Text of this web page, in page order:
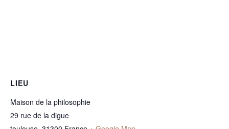
LIEU
Maison de la philosophie
29 rue de la digue